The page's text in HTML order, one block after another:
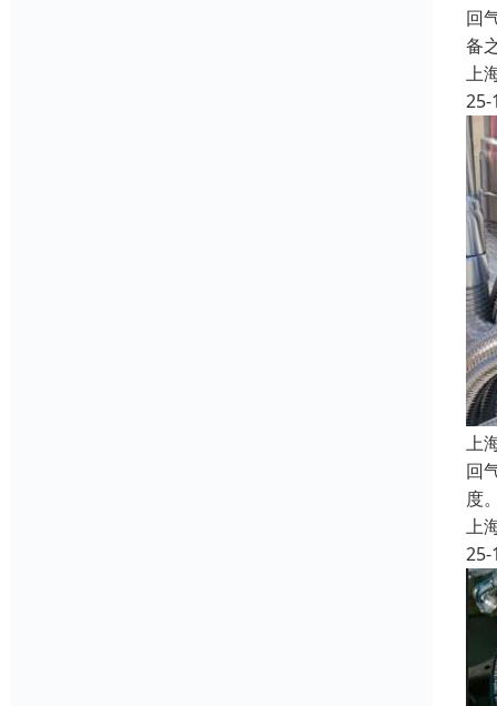
回
备
上
25-
上
回
度
上
25-